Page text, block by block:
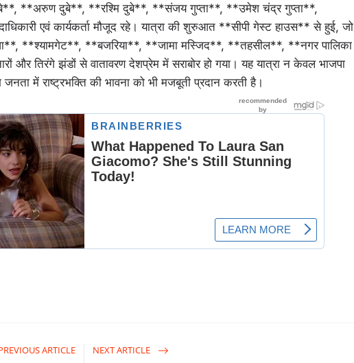
**अरुण दुबे**, **रश्मि दुबे**, **संजय गुप्ता**, **उमेश चंद्र गुप्ता**,
एवं कार्यकर्ता मौजूद रहे। यात्रा की शुरुआत **सीपी गेस्ट हाउस** से हुई, जो
**श्यामगेट**, **बजरिया**, **जामा मस्जिद**, **तहसील**, **नगर पालिका
और तिरंगे झंडों से वातावरण देशप्रेम में सराबोर हो गया। यह यात्रा न केवल भाजपा
में राष्ट्रभक्ति की भावना को भी मजबूती प्रदान करती है।
ARTICLE NEXT ARTICLE